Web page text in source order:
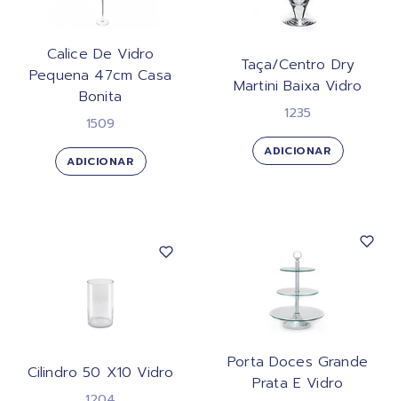
Calice De Vidro
Pequena 47cm Casa
Bonita
1509
ADICIONAR
Taça/Centro Dry
Martini Baixa Vidro
1235
ADICIONAR
Cilindro 50 X10 Vidro
Porta Doces Grande
Prata E Vidro